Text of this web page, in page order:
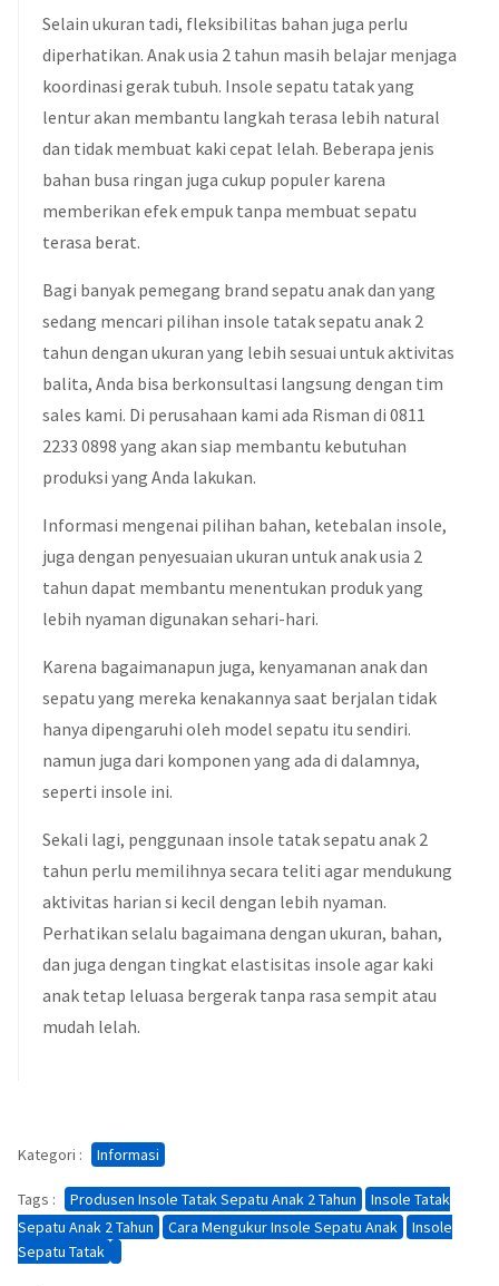
Selain ukuran tadi, fleksibilitas bahan juga perlu
diperhatikan. Anak usia 2 tahun masih belajar menjaga
koordinasi gerak tubuh. Insole sepatu tatak yang
lentur akan membantu langkah terasa lebih natural
dan tidak membuat kaki cepat lelah. Beberapa jenis
bahan busa ringan juga cukup populer karena
memberikan efek empuk tanpa membuat sepatu
terasa berat.
Bagi banyak pemegang brand sepatu anak dan yang
sedang mencari pilihan insole tatak sepatu anak 2
tahun dengan ukuran yang lebih sesuai untuk aktivitas
balita, Anda bisa berkonsultasi langsung dengan tim
sales kami. Di perusahaan kami ada Risman di 0811
2233 0898 yang akan siap membantu kebutuhan
produksi yang Anda lakukan.
Informasi mengenai pilihan bahan, ketebalan insole,
juga dengan penyesuaian ukuran untuk anak usia 2
tahun dapat membantu menentukan produk yang
lebih nyaman digunakan sehari-hari.
Karena bagaimanapun juga, kenyamanan anak dan
sepatu yang mereka kenakannya saat berjalan tidak
hanya dipengaruhi oleh model sepatu itu sendiri.
namun juga dari komponen yang ada di dalamnya,
seperti insole ini.
Sekali lagi, penggunaan insole tatak sepatu anak 2
tahun perlu memilihnya secara teliti agar mendukung
aktivitas harian si kecil dengan lebih nyaman.
Perhatikan selalu bagaimana dengan ukuran, bahan,
dan juga dengan tingkat elastisitas insole agar kaki
anak tetap leluasa bergerak tanpa rasa sempit atau
mudah lelah.
Kategori : Informasi
Tags : Produsen Insole Tatak Sepatu Anak 2 Tahun
Insole Tatak
Sepatu Anak 2 Tahun
Cara Mengukur Insole Sepatu Anak
Insole
Sepatu Tatak